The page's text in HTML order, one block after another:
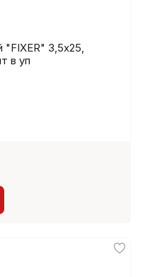
"FIXER" 3,5х25,
в уп